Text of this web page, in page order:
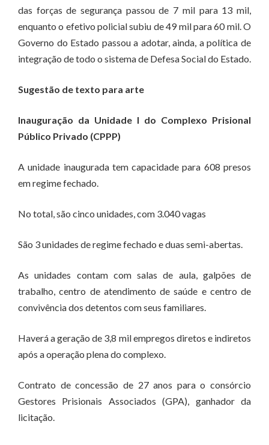
das forças de segurança passou de 7 mil para 13 mil,
enquanto o efetivo policial subiu de 49 mil para 60 mil. O
Governo do Estado passou a adotar, ainda, a política de
integração de todo o sistema de Defesa Social do Estado.
Sugestão de texto para arte
Inauguração da Unidade I do Complexo Prisional
Público Privado (CPPP)
A unidade inaugurada tem capacidade para 608 presos
em regime fechado.
No total, são cinco unidades, com 3.040 vagas
São 3 unidades de regime fechado e duas semi-abertas.
As unidades contam com salas de aula, galpões de
trabalho, centro de atendimento de saúde e centro de
convivência dos detentos com seus familiares.
Haverá a geração de 3,8 mil empregos diretos e indiretos
após a operação plena do complexo.
Contrato de concessão de 27 anos para o consórcio
Gestores Prisionais Associados (GPA), ganhador da
licitação.